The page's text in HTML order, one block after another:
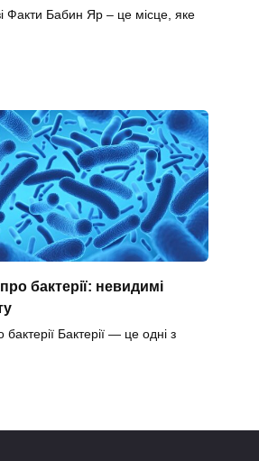
Факти Бабин Яр – це місце, яке
бактерії: невидимі
бактерії Бактерії — це одні з